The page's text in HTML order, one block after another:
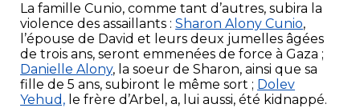
La famille Cunio, comme tant d’autres, subira la
violence des assaillants :Sharon Alony Cunio,
l’épouse de David et leurs deux jumelles âgées
de trois ans, seront emmenées de force à Gaza ;
Danielle Alony, la soeur de Sharon, ainsi que sa
fille de 5 ans, subiront le même sort ; Dolev
Yehud, le frère d’Arbel, a, lui aussi, été kidnappé.